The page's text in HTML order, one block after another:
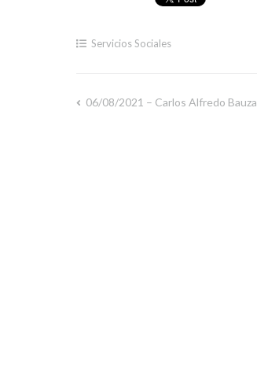
Servicios Sociales
06/08/2021 – Carlos Alfredo Bauza